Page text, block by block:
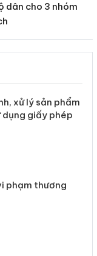
dân cho 3 nhóm
xử lý sản phẩm
dụng giấy phép
phạm thương